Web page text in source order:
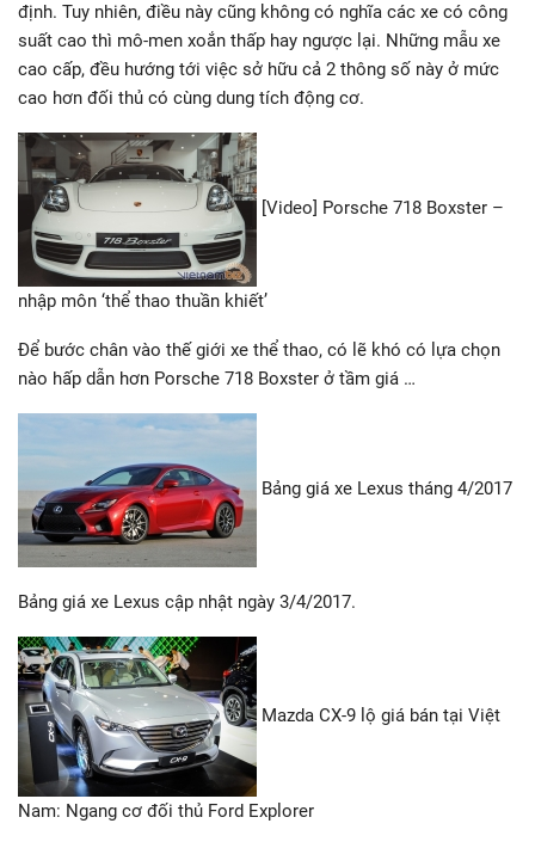
định. Tuy nhiên, điều này cũng không có nghĩa các xe có công
suất cao thì mô-men xoắn thấp hay ngược lại. Những mẫu xe
cao cấp, đều hướng tới việc sở hữu cả 2 thông số này ở mức
cao hơn đối thủ có cùng dung tích động cơ.
[Video] Porsche 718 Boxster –
nhập môn ‘thể thao thuần khiết’
Để bước chân vào thế giới xe thể thao, có lẽ khó có lựa chọn
nào hấp dẫn hơn Porsche 718 Boxster ở tầm giá …
Bảng giá xe Lexus tháng 4/2017
Bảng giá xe Lexus cập nhật ngày 3/4/2017.
Mazda CX-9 lộ giá bán tại Việt
Nam: Ngang cơ đối thủ Ford Explorer